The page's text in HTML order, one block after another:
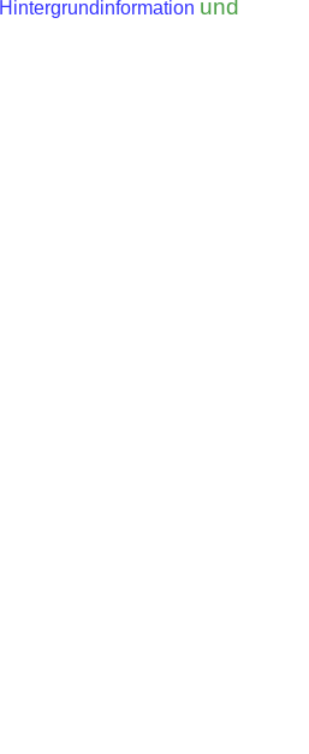
Hintergrundinformation und